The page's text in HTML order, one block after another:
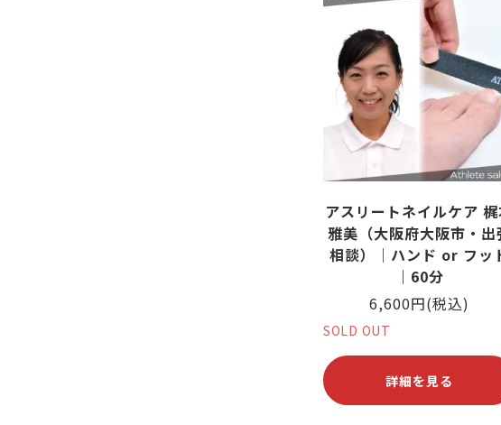
アスリートネイルケア
雅美（大阪府大阪市・出
相談）｜ハンド or フッ
｜60分
6,600円(税込)
SOLD OUT
詳細を見る